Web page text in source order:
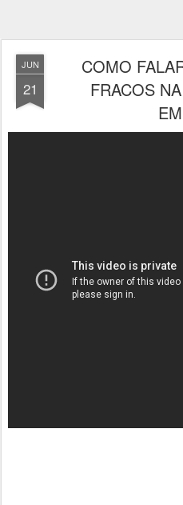
JUN
21
COMO
FRACOS